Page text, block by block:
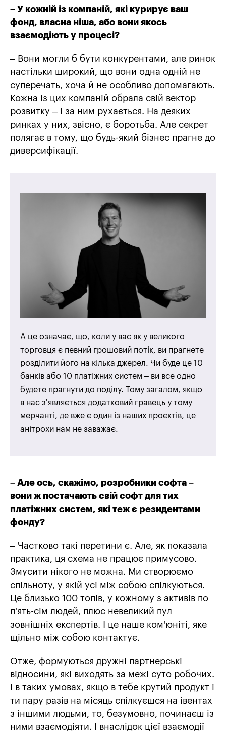
– У кожній із компаній, які курирує ваш
фонд, власна ніша, або вони якось
взаємодіють у процесі?
– Вони могли б бути конкурентами, але ринок
настільки широкий, що вони одна одній не
суперечать, хоча й не особливо допомагають.
Кожна із цих компаній обрала свій вектор
розвитку – і за ним рухається. На деяких
ринках у них, звісно, є боротьба. Але секрет
полягає в тому, що будь-який бізнес прагне до
диверсифікації.
А це означає, що, коли у вас як у великого
торговця є певний грошовий потік, ви прагнете
розділити його на кілька джерел. Чи буде це 10
банків або 10 платіжних систем – ви все одно
будете прагнути до поділу. Тому загалом, якщо
в нас з'являється додатковий гравець у тому
мерчанті, де вже є один із наших проєктів, це
анітрохи нам не заважає.
– Але ось, скажімо, розробники софта –
вони ж постачають свій софт для тих
платіжних систем, які теж є резидентами
фонду?
– Частково такі перетини є. Але, як показала
практика, ця схема не працює примусово.
Змусити нікого не можна. Ми створюємо
спільноту, у якій усі між собою спілкуються.
Це близько 100 топів, у кожному з активів по
п'ять-сім людей, плюс невеликий пул
зовнішніх експертів. І це наше ком'юніті, яке
щільно між собою контактує.
Отже, формуються дружні партнерські
відносини, які виходять за межі суто робочих.
І в таких умовах, якщо в тебе крутий продукт і
ти пару разів на місяць спілкуєшся на івентах
з іншими людьми, то, безумовно, починаєш із
ними взаємодіяти. І внаслідок цієї взаємодії